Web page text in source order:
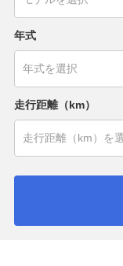
年式
走行距離（km）